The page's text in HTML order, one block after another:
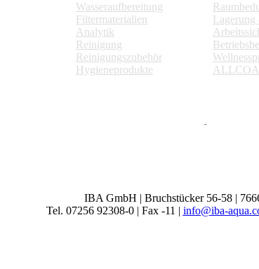
Wasseraufbereitung
Filtermaterialien
Analytik
Reinigung
Reinigungszubehör
Hygieneprodukte
IBA GmbH | Bruchstücker 56-58 |
Tel. 07256 92308-0 | Fax -11 | info@iba-